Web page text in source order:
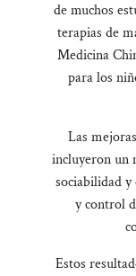
de muchos
terapias de
Medicina
para los
Las
incluyeron un
sociabilidad
y control
Estos